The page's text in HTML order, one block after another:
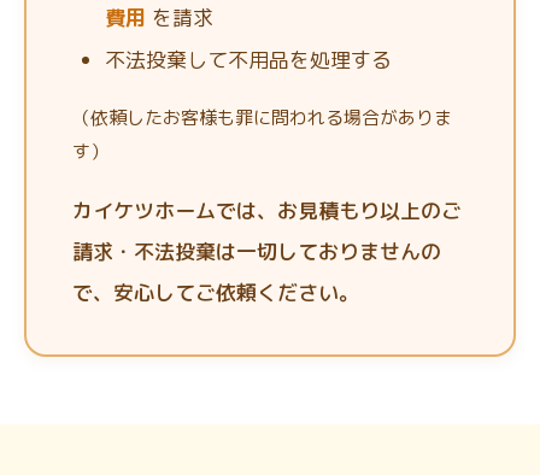
費用 を請求
不法投棄して不用品を処理する
（依頼したお客様も罪に問われる場合がありま
す）
カイケツホームでは、お見積もり以上のご
請求・不法投棄は一切しておりませんの
で、安心してご依頼ください。